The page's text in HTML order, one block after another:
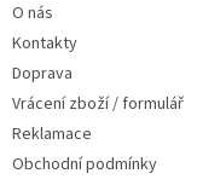
O nás
Kontakty
Doprava
Vrácení zboží / formulář
Reklamace
Obchodní podmínky